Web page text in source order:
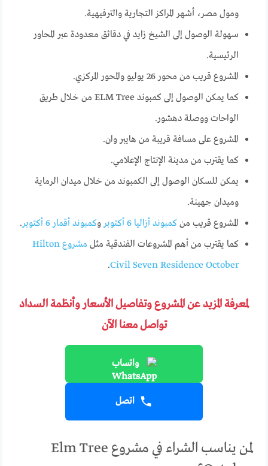
ومول مصر، أشهر المراكز التجارية والترفيهية.
سهولة الوصول إلى الشيخ زايد في دقائق معدودة عبر المحاور
الرئيسية.
المشروع قريب من محور 26 يوليو والمحور المركزي.
كما يمكن الوصول إلى كمبوند ELM Tree من خلال طريق
الواحات ووصلة دهشور.
المشروع على مسافة قريبة من هايبر وان.
كما يقترب من مدينة الإنتاج الإعلامي.
يمكن للسكان الوصول إلى الكمبوند من خلال ميدان الرماية
وميدان جهينة.
المشروع قريب منكمبوند أزاليا 6 أكتوبر وكمبوند أقمار 6 أكتوبر
.
كما يقترب من أهم المشروعات الفندقية مثل
مشروع Hilton
Civil Seven Residence October
.
لمعرفة المزيد عن المشروع وتفاصيل الأسعار وأنظمة السداد
تواصل معنا الآن
واتساب
اتصل
لمن يناسب الشراء في مشروع Elm Tree